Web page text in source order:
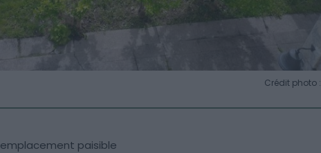
Crédit photo :
emplacement paisible